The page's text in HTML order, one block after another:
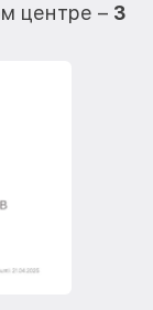
центре – 3